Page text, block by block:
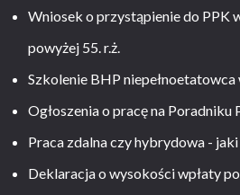
Wniosek o przystąpienie do PPK
powyżej 55. r.ż.
Szkolenie BHP
Ogłoszenia o pracę na Poradniku
Praca zdalna czy hybrydowa -
Deklaracja o wysokości wpłaty